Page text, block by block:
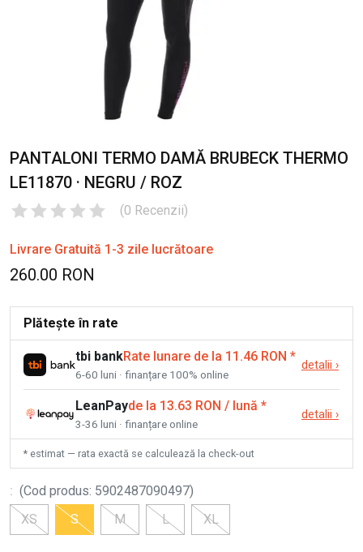
PANTALONI TERMO DAMĂ BRUBECK THERMO
LE11870 · NEGRU / ROZ
(0 Recenzii)
Livrare Gratuită 1-3 zile lucrătoare
260.00 RON
Plătește în rate
tbi bankRate lunare de la 11.46 RON *
6-60 luni · finanțare 100% online
detalii ›
LeanPayde la 13.63 RON / lună *
3-36 luni · finanțare online
detalii ›
* estimat — rata exactă se calculează la check-out
: (Cod produs: 5902487090497)
XS
S M L XL